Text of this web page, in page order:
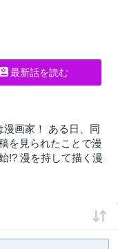
最新話を読む
画家！ ある日、同
を見られたことで漫
!? 漫を持して描く漫